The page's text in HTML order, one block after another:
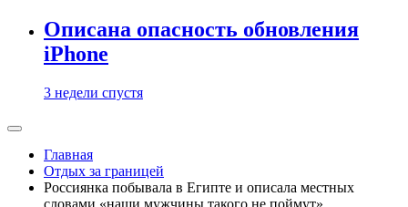
Описана опасность обновления
iPhone
3 недели спустя
Главная
Отдых за границей
Россиянка побывала в Египте и описала местных
словами «наши мужчины такого не поймут»